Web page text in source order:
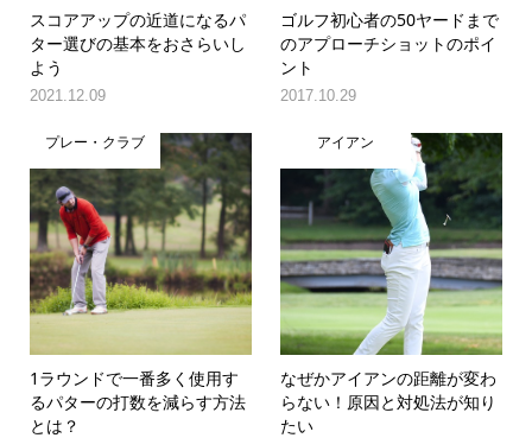
スコアアップの近道になるパ
ター選びの基本をおさらいし
よう
2021.12.09
ゴルフ初心者の50ヤードまで
のアプローチショットのポイ
ント
2017.10.29
プレー・クラブ
1ラウンドで一番多く使用す
るパターの打数を減らす方法
とは？
アイアン
なぜかアイアンの距離が変わ
らない！原因と対処法が知り
たい